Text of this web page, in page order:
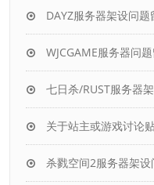
DAYZ服务器架设问
WJCGAME服务器问
七日杀/RUST服务器
关于站主或游戏讨论
杀戮空间2服务器架